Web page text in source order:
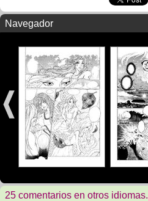
Navegador
25 comentarios en otros idiomas.